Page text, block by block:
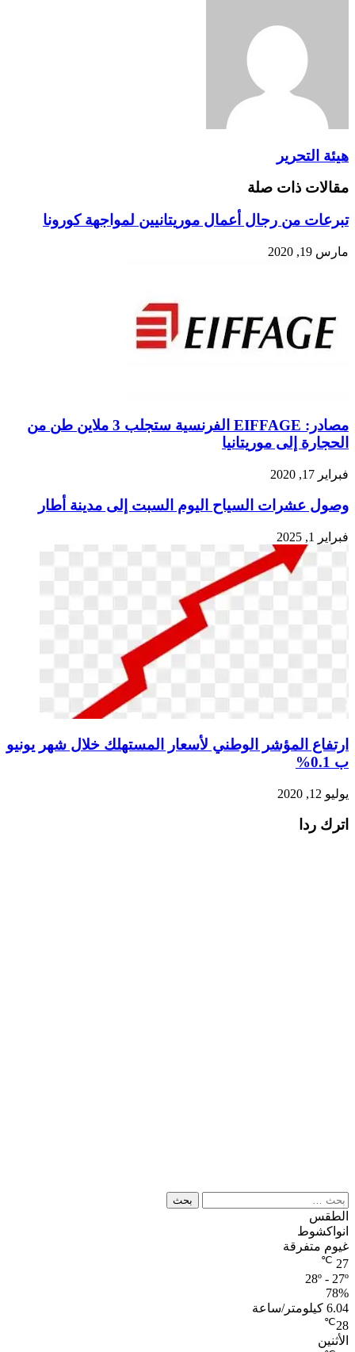
هيئة التحرير
مقالات ذات صلة
تبرعات من رجال أعمال موريتانيين لمواجهة كورونا
مارس 19, 2020
مصادر: EIFFAGE الفرنسية ستجلب 3 ملاين طن من
الحجارة إلى موريتانيا
فبراير 17, 2020
وصول عشرات السياح اليوم السبت إلى مدينة أطار
فبراير 1, 2025
ارتفاع المؤشر الوطني لأسعار المستهلك خلال شهر يونيو
ب 0.1%
يوليو 12, 2020
اترك ردا
البحث
عن:
الطقس
انواكشوط
غيوم متفرقة
27
℃
28º - 27º
78%
6.04 كيلومتر/ساعة
28
℃
الأثنين